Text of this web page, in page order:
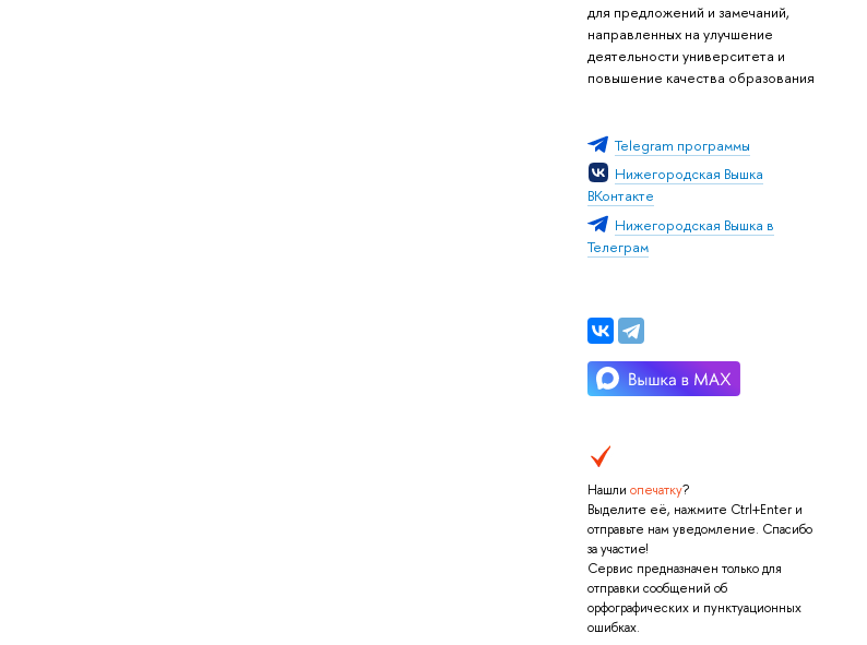
для предложений и замечаний,
направленных на улучшение
деятельности университета и
повышение качества образования
Telegram программы
Нижегородская Вышка
ВКонтакте
Нижегородская Вышка в
Телеграм
Нашли опечатку?
Выделите её, нажмите Ctrl+Enter и
отправьте нам уведомление. Спасибо
за участие!
Сервис предназначен только для
отправки сообщений об
орфографических и пунктуационных
ошибках.